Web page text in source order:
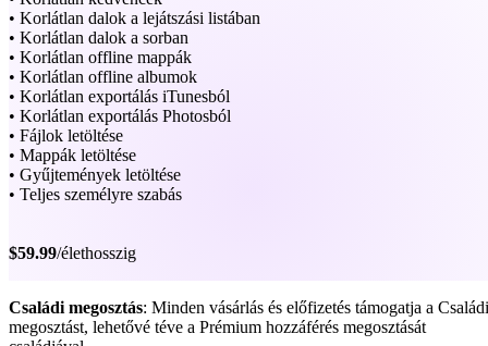
• Korlátlan dalok a lejátszási listában
• Korlátlan dalok a sorban
• Korlátlan offline mappák
• Korlátlan offline albumok
• Korlátlan exportálás iTunesból
• Korlátlan exportálás Photosból
• Fájlok letöltése
• Mappák letöltése
• Gyűjtemények letöltése
• Teljes személyre szabás
$59.99/élethosszig
Családi megosztás: Minden vásárlás és előfizetés támogatja a Családi
megosztást, lehetővé téve a Prémium hozzáférés megosztását